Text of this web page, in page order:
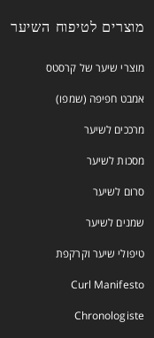
מוצרים לטיפוח השיער
מוצרי שיער של קרסטס
אמבט חפיפה (שמפו)
מרככים לשיער
מסכות לשיער
סרום לשיער
שמנים לשיער
טיפולי שיער וקרקפת
Curl Manifesto
Chronologiste